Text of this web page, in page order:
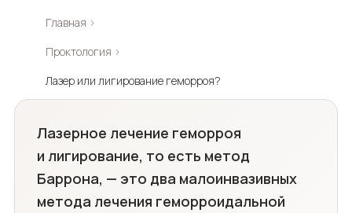
Главная ›
Проктология ›
Лазер или лигирование геморроя?
Лазерное лечение геморроя
и лигирование, то есть метод
Баррона, — это два малоинвазивных
метода лечения геморроидальной